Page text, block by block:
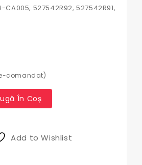
527542R92, 527542R91,
comandat)
În Coș
Add to Wishlist